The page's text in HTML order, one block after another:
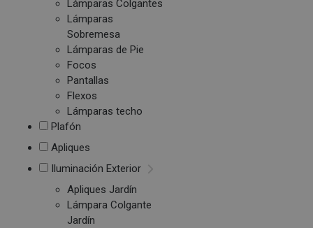
Lámparas Colgantes
Lámparas
Sobremesa
Lámparas de Pie
Focos
Pantallas
Flexos
Lámparas techo
Plafón
Apliques
Iluminación Exterior
Apliques Jardín
Lámpara Colgante
Jardín